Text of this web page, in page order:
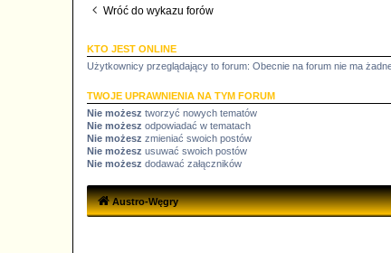
Wróć do wykazu forów
KTO JEST ONLINE
Użytkownicy przeglądający to forum: Obecnie na forum nie ma
TWOJE UPRAWNIENIA NA TYM FORUM
Nie możesz tworzyć nowych tematów
Nie możesz odpowiadać w tematach
Nie możesz zmieniać swoich postów
Nie możesz usuwać swoich postów
Nie możesz dodawać załączników
Austro-Węgry